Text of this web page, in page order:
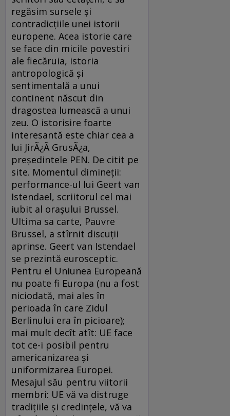
regăsim sursele şi
contradicţiile unei istorii
europene. Acea istorie care
se face din micile povestiri
ale fiecăruia, istoria
antropologică şi
sentimentală a unui
continent născut din
dragostea lumească a unui
zeu. O istorisire foarte
interesantă este chiar cea a
lui JirÃ¿Ã­ GrusÃ¿a,
preşedintele PEN. De citit pe
site. Momentul dimineţii:
performance-ul lui Geert van
Istendael, scriitorul cel mai
iubit al oraşului Brussel.
Ultima sa carte, Pauvre
Brussel, a stîrnit discuţii
aprinse. Geert van Istendael
se prezintă eurosceptic.
Pentru el Uniunea Europeană
nu poate fi Europa (nu a fost
niciodată, mai ales în
perioada în care Zidul
Berlinului era în picioare);
mai mult decît atît: UE face
tot ce-i posibil pentru
americanizarea şi
uniformizarea Europei.
Mesajul său pentru viitorii
membri: UE vă va distruge
tradiţiile şi credinţele, vă va